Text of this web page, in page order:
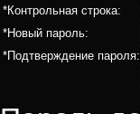
*Контрольная строка:
*Новый пароль:
*Подтверждение пароля: